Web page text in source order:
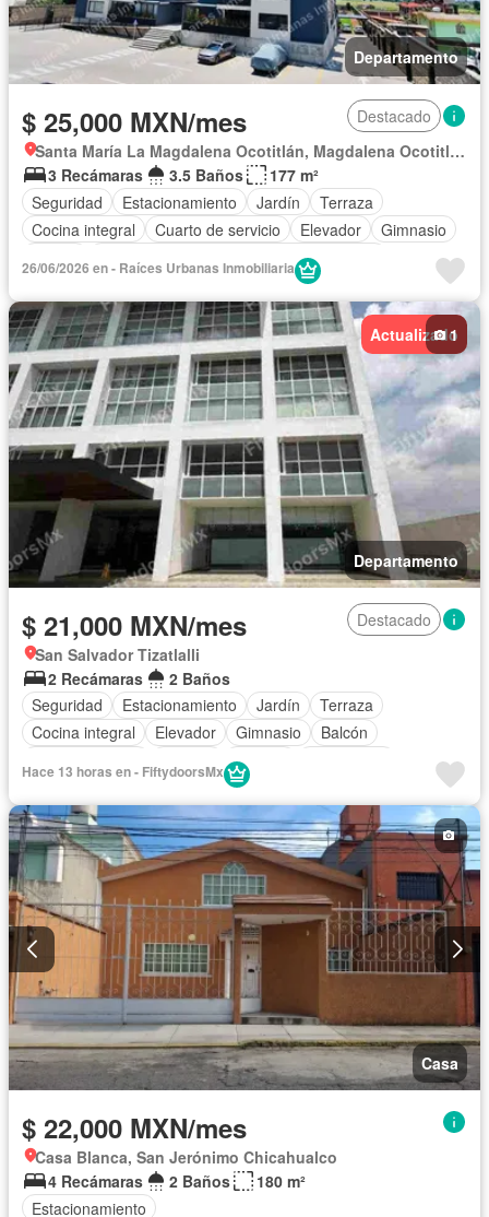
Departamento
$ 25,000 MXN/mes
Destacado
Santa María La Magdalena Ocotitlán, Magdalena Ocotitlán
3 Recámaras
3.5 Baños
177 m²
Seguridad
Estacionamiento Jardín
Terraza
Cocina integral
Cuarto de servicio Elevador
Gimnasio
Acceso para personas con discapacidad
Internet
Agua
Cuarto de Limpieza Gas natural
Asador
Zonas verdes
Despacho Vista panorámica
26/06/2026 en - Raíces Urbanas Inmobiliaria
Actualizado
Departamento
1
$ 21,000 MXN/mes
Destacado
San Salvador Tizatlalli
2 Recámaras
2 Baños
Seguridad
Estacionamiento Jardín
Terraza
Cocina integral
Elevador Gimnasio
Balcón
Bodega
Cuarto de Limpieza
Zonas verdes
Recámara con closet
Caseta de vigilancia
Wifi
Permite mascotas
Permite niños
Hace 13 horas en - FiftydoorsMx
Casa
$ 22,000 MXN/mes
Casa Blanca, San Jerónimo Chicahualco
4 Recámaras
2 Baños
180 m²
Estacionamiento